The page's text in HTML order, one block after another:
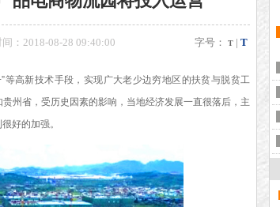
字号： T | T
：2018-08-28 09:40:00
等高新技术手段，实现广大老少边穷地区的扶贫与脱贫工
州省，受历史因素的影响，当地经济发展一直很落后，主
好的加强。